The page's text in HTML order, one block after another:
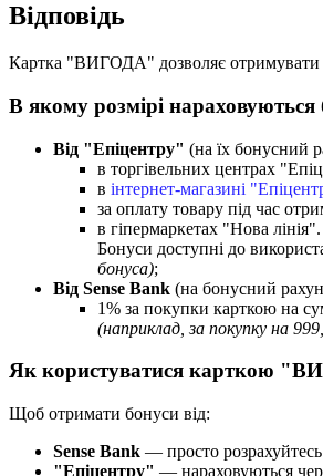
Відповідь
Картка "ВИГОДА" дозволяє отримувати
В якому розмірі нараховуються
Від "Епіцентру" (на їх бонусний р
в торгівельних центрах "Епіц
в інтернет-магазині "Епіцент
за оплату товару під час отри
в гіпермаркетах "Нова лінія".
Бонуси доступні до використ
бонуса);
Від Sense Bank (на бонусний рахун
1% за покупки карткою на су
(наприклад за покупку на 999
Як користуватися карткою "ВИ
Щоб отримати бонуси від:
Sense Bank — просто розрахуйтесь
"Епіцентру" — нараховуються чер